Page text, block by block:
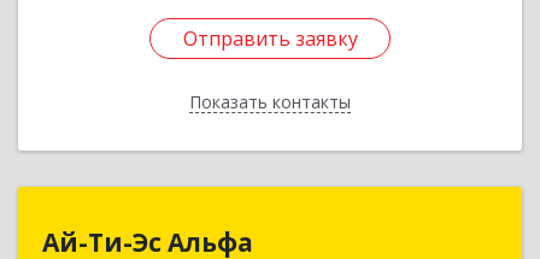
Отправить заявку
Показать контакты
Отправить заявку
Назад
Ай-Ти-Эс Альфа